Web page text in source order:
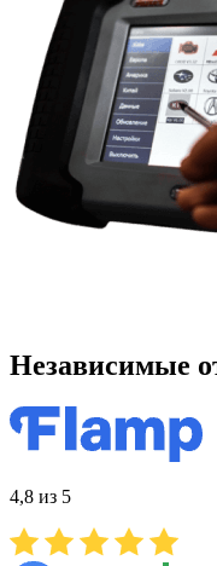
Независимые
4,8 из 5